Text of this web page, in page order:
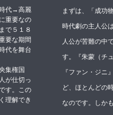
まずは、「成功
時代劇の主人公
人公が苦難の中
す。『朱蒙（チ
『ファン・ジニ
ど、ほとんどの
なのです。しか
代→高麗
重要なの
で５１８
要な期間
代を舞台
集権国
が仕切っ
す。この
理解でき